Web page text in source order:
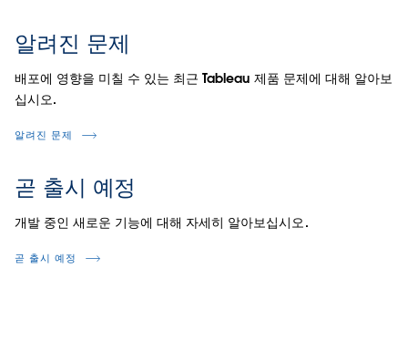
알려진 문제
배포에 영향을 미칠 수 있는 최근 Tableau 제품 문제에 대해 알아보
십시오.
알려진 문제
곧 출시 예정
개발 중인 새로운 기능에 대해 자세히 알아보십시오.
곧 출시 예정